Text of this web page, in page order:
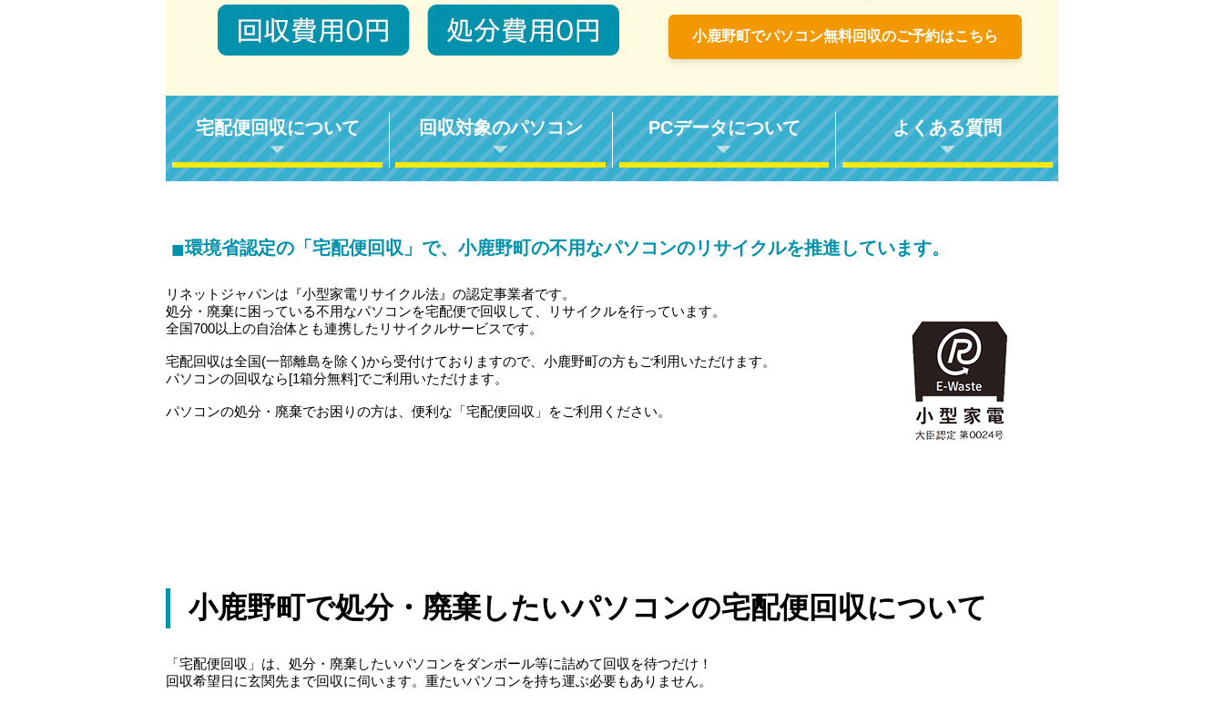
小鹿野町でパソコン無料回収のご予約はこちら
宅配便回収について 回収対象のパソコン PCデータについて よくある質問
■環境省認定の「宅配便回収」で、小鹿野町の不用なパソコンのリサイクルを推進しています。
リネットジャパンは『小型家電リサイクル法』の認定事業者です。
処分・廃棄に困っている不用なパソコンを宅配便で回収して、リサイクルを行っています。
全国700以上の自治体とも連携したリサイクルサービスです。
宅配回収は全国(一部離島を除く)から受付けておりますので、小鹿野町の方もご利用いただけます。
パソコンの回収なら[1箱分無料]でご利用いただけます。
パソコンの処分・廃棄でお困りの方は、便利な「宅配便回収」をご利用ください。
小鹿野町で処分・廃棄したいパソコンの宅配便回収について
「宅配便回収」は、処分・廃棄したいパソコンをダンボール等に詰めて回収を待つだけ！
回収希望日に玄関先まで回収に伺います。重たいパソコンを持ち運ぶ必要もありません。